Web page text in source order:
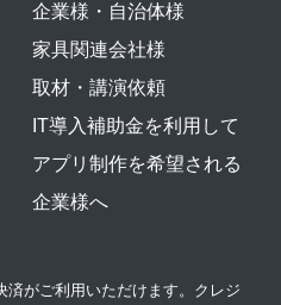
企業様・自治体様
家具関連会社様
取材・講演依頼
IT導入補助金を利用して
アプリ制作を希望される
企業様へ
済がご利用いただけます。クレジ